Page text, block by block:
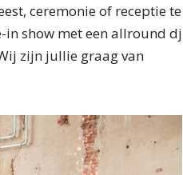
ceremonie of receptie te
in show met een allround dj
zijn jullie graag van